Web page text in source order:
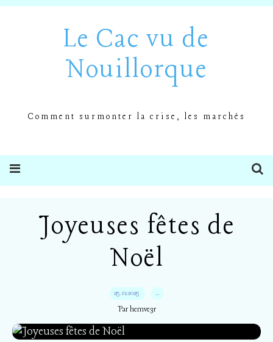
Le Cac vu de
Nouillorque
Comment surmonter la crise, les marchés
Joyeuses fêtes de
Noël
25.12.2025 …
Par hemve31